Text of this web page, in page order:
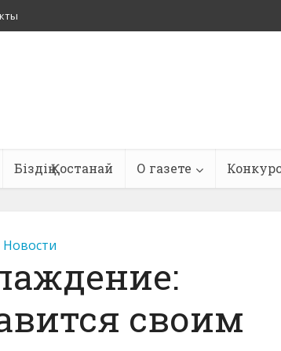
Біздің Қостанай О газете
Новости
своим